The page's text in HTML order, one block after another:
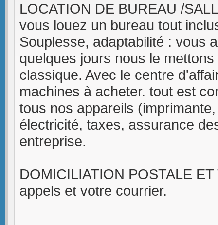
LOCATION DE BUREAU /
vous louez un bureau tout
Souplesse, adaptabilité : vous
quelques jours nous le
classique. Avec le centre
machines à acheter. tout est
tous nos appareils
électricité, taxes, assurance
entreprise.
DOMICILIATION POSTALE
appels et votre courrier.